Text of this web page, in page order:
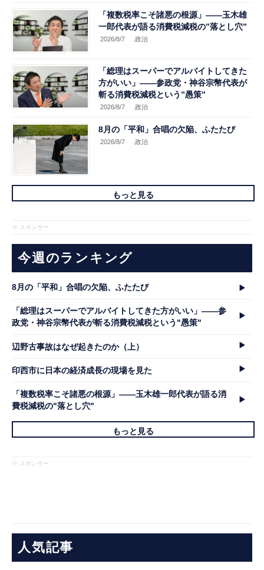
「複数税率こそ諸悪の根源」――玉木雄
一郎代表が語る消費税減税の”落とし穴”
2026/8/7 .政治
「総理はスーパーでアルバイトしてきた
方がいい」――参政党・神谷宗幣代表が
斬る消費税減税という”愚策”
2026/8/7 .政治
8月の「平和」合唱の欠陥、ふたたび
2026/8/7 .政治
もっと見る
※ スポンサー
今週のランキング
8月の「平和」合唱の欠陥、ふたたび
「総理はスーパーでアルバイトしてきた方がいい」――参
政党・神谷宗幣代表が斬る消費税減税という"愚策"
辺野古事故はなぜ起きたのか（上）
印西市に日本の経済成長の現場を見た
「複数税率こそ諸悪の根源」――玉木雄一郎代表が語る消
費税減税の"落とし穴"
もっと見る
※ スポンサー
人気記事